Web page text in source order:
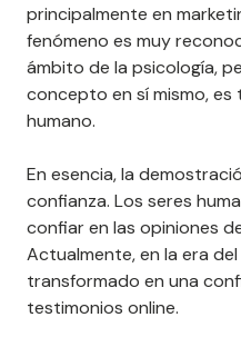
principalmente en
fenómeno es muy
ámbito de la psicología,
concepto en sí mismo,
humano.
En esencia, la
confianza. Los seres
confiar en las opiniones
Actualmente, en la era
transformado en una
testimonios online.